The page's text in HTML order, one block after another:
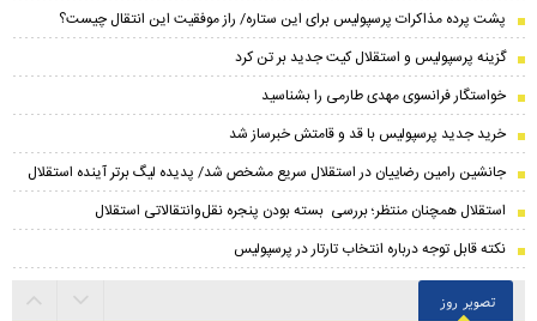
پشت پرده مذاکرات پرسپولیس برای این ستاره/ راز موفقیت این انتقال چیست؟
گزینه پرسپولیس و استقلال کیت جدید بر تن کرد
خواستگار فرانسوی مهدی طارمی را بشناسید
خرید جدید پرسپولیس با قد و قامتش خبرساز شد
جانشین رامین رضاییان در استقلال سریع مشخص شد/ پدیده لیگ برتر آینده استقلال
استقلال همچنان منتظر؛ بررسی بسته بودن پنجره نقل‌وانتقالاتی استقلال
نکته قابل توجه درباره انتخاب تارتار در پرسپولیس
تصویر روز